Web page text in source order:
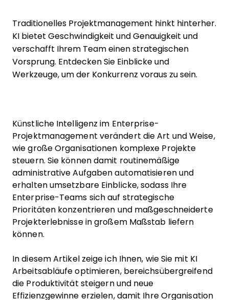
Traditionelles Projektmanagement hinkt hinterher.
KI bietet Geschwindigkeit und Genauigkeit und
verschafft Ihrem Team einen strategischen
Vorsprung. Entdecken Sie Einblicke und
Werkzeuge, um der Konkurrenz voraus zu sein.
Künstliche Intelligenz im Enterprise-
Projektmanagement verändert die Art und Weise,
wie große Organisationen komplexe Projekte
steuern. Sie können damit routinemäßige
administrative Aufgaben automatisieren und
erhalten umsetzbare Einblicke, sodass Ihre
Enterprise-Teams sich auf strategische
Prioritäten konzentrieren und maßgeschneiderte
Projekterlebnisse in großem Maßstab liefern
können.
In diesem Artikel zeige ich Ihnen, wie Sie mit KI
Arbeitsabläufe optimieren, bereichsübergreifend
die Produktivität steigern und neue
Effizienzgewinne erzielen, damit Ihre Organisation